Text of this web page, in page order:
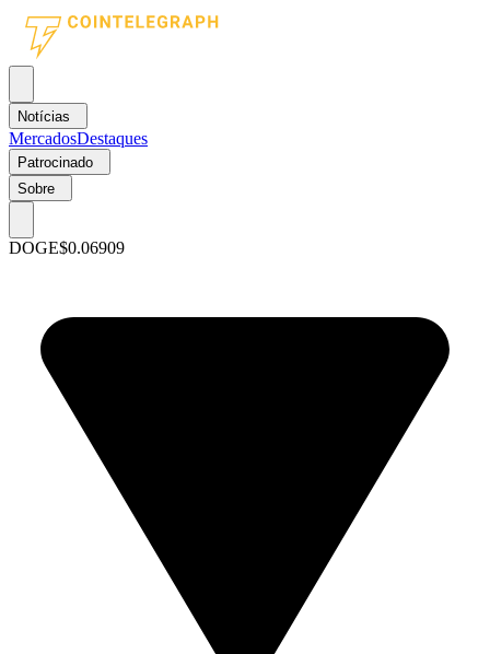
Notícias
MercadosDestaques
Patrocinado
Sobre
DOGE$0.06909